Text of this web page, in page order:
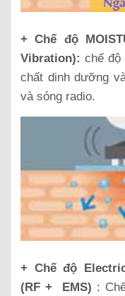
+ Chế độ
Vibration): chế độ
chất dinh dưỡng
và sóng radio.
+ Chế độ
(RF + EMS) :